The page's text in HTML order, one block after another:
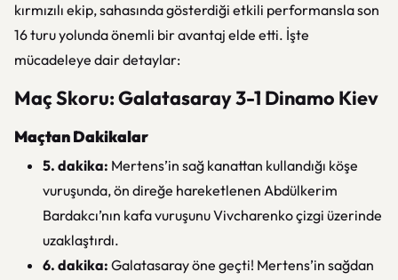
kırmızılı ekip, sahasında gösterdiği etkili performansla son
16 turu yolunda önemli bir avantaj elde etti. İşte
mücadeleye dair detaylar:
Maç Skoru: Galatasaray 3-1 Dinamo Kiev
Maçtan Dakikalar
5. dakika: Mertens’in sağ kanattan kullandığı köşe
vuruşunda, ön direğe hareketlenen Abdülkerim
Bardakcı’nın kafa vuruşunu Vivcharenko çizgi üzerinde
uzaklaştırdı.
6. dakika: Galatasaray öne geçti! Mertens’in sağdan